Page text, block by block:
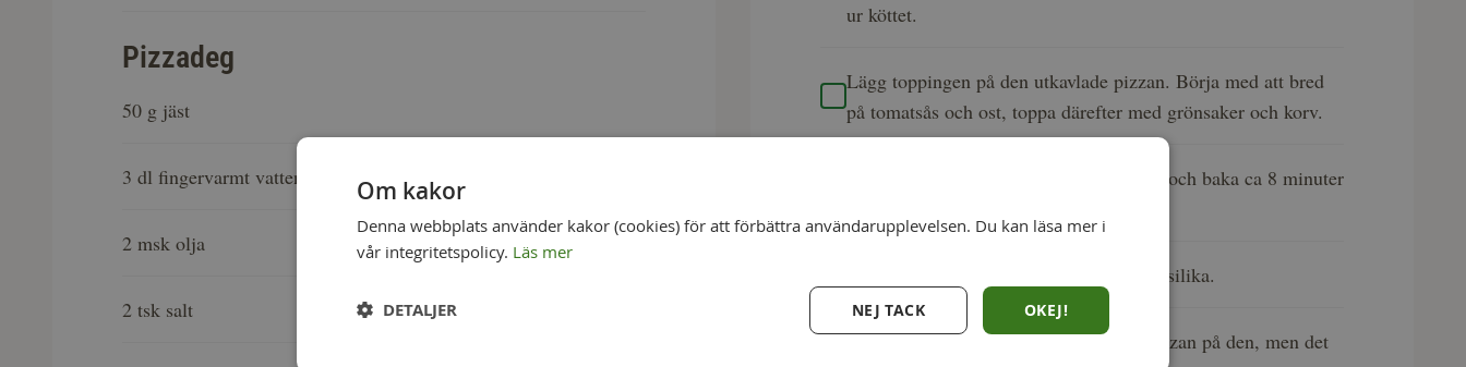
Pizzadeg
50 g jäst
3 dl fingervarmt vatten
2 msk olja
2 tsk salt
ur köttet.
Lägg toppingen på den utkavlade pizzan. Börja med att bred
på tomatsås och ost, toppa därefter med grönsaker och korv.
Stoppa in pizzan på en plåt mitt i ugnen och baka ca 8 minuter
Toppa pizzan med några kvistar färsk basilika.
Om du har en pizzasten kan du grilla pizzan på den, men det
Om kakor
Denna webbplats använder kakor (cookies) för att förbättra användarupplevelsen. Du kan läsa mer i
vår integritetspolicy. Läs mer
OKEJ!
NEJ TACK
DETALJER